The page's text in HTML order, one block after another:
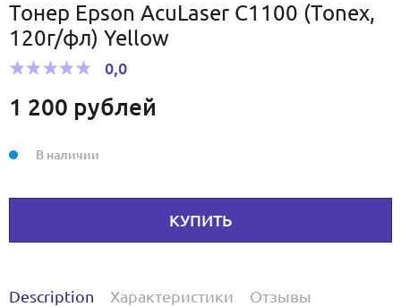
Тонер Epson AcuLaser C1100 (Tonex,
120г/фл) Yellow
0,0
1 200 рублей
КУПИТЬ
В наличии
Description Характеристики Отзывы